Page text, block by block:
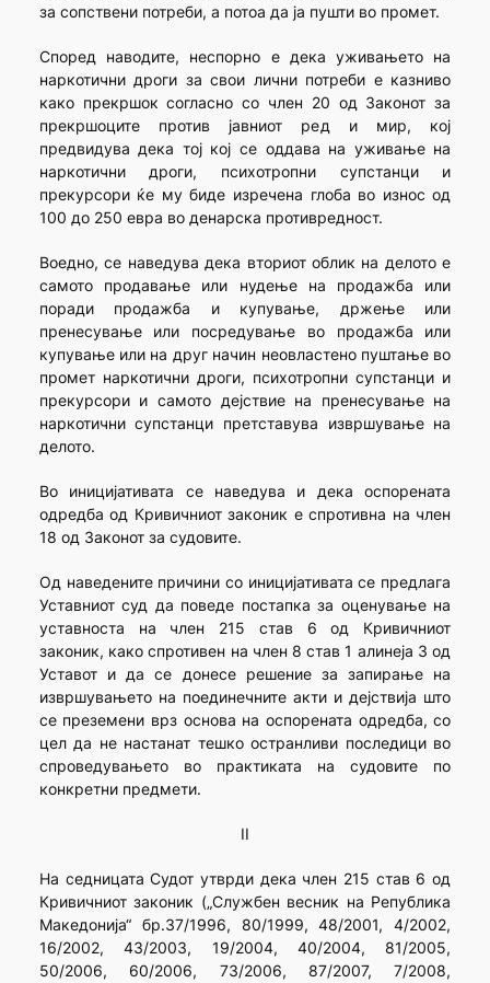
за сопствени потреби, а потоа да ја пушти во промет.
Според наводите, неспорно е дека уживањето на
наркотични дроги за свои лични потреби е казниво
како прекршок согласно со член 20 од Законот за
прекршоците против јавниот ред и мир, кој
предвидува дека тој кој се оддава на уживање на
наркотични дроги, психотропни супстанци и
прекурсори ќе му биде изречена глоба во износ од
100 до 250 евра во денарска противредност.
Воедно, се наведува дека вториот облик на делото е
самото продавање или нудење на продажба или
поради продажба и купување, држење или
пренесување или посредување во продажба или
купување или на друг начин неовластено пуштање во
промет наркотични дроги, психотропни супстанци и
прекурсори и самото дејствие на пренесување на
наркотични супстанци претставува извршување на
делото.
Во иницијативата се наведува и дека оспорената
одредба од Кривичниот законик е спротивна на член
18 од Законот за судовите.
Од наведените причини со иницијативата се предлага
Уставниот суд да поведе постапка за оценување на
уставноста на член 215 став 6 од Кривичниот
законик, како спротивен на член 8 став 1 алинеја 3 од
Уставот и да се донесе решение за запирање на
извршувањето на поединечните акти и дејствија што
се преземени врз основа на оспорената одредба, со
цел да не настанат тешко остранливи последици во
спроведувањето во практиката на судовите по
конкретни предмети.
II
На седницата Судот утврди дека член 215 став 6 од
Кривичниот законик („Службен весник на Република
Македонија“ бр.37/1996, 80/1999, 48/2001, 4/2002,
16/2002, 43/2003, 19/2004, 40/2004, 81/2005,
50/2006, 60/2006, 73/2006, 87/2007, 7/2008,